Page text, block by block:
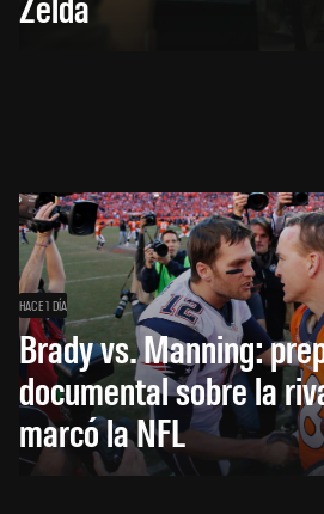
HACE 1 DÍA
Brady vs. Manning:
documental sobre la
marcó la NFL